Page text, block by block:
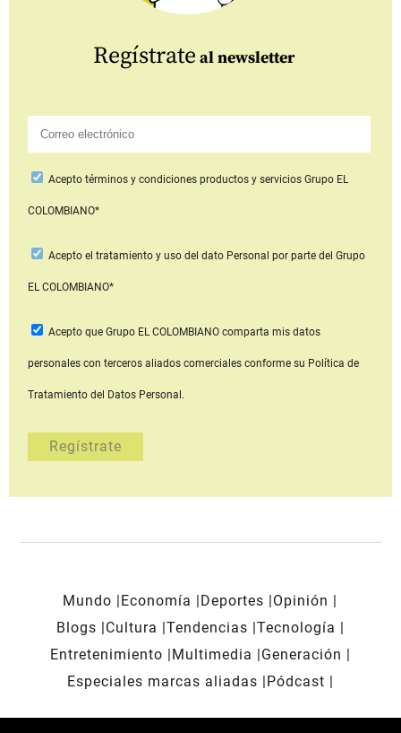
Regístrate al newsletter
Aceptotérminos y condiciones productos y serviciosGrupo EL
COLOMBIANO*
Acepto el tratamiento y uso del dato Personal por parte del Grupo
EL COLOMBIANO*
Acepto que Grupo EL COLOMBIANOcomparta mis datos
personales con terceros aliados comerciales conforme su Política de
Tratamiento del Datos Personal.
Mundo Economía Deportes
Opinión
Blogs
Cultura Tendencias Tecnología
Entretenimiento
Multimedia
Generación
Especiales marcas aliadas
Pódcast